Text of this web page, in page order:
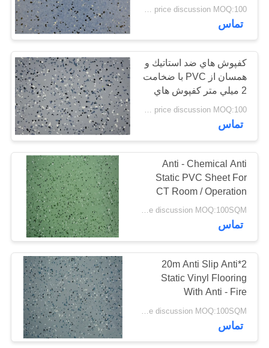
کف وینیل خود
چسبنده
51
کفپوش سیستم وینیل
کلیک
37
کفپوش های وینیلی
15
استفاده می شود
price discussion MOQ:100 متر مربع
تماس
کفپوش هاي ضد استاتيك و
همسان از PVC با ضخامت
2 ميلي متر کفپوش هاي
PVC تجاری
price discussion MOQ:100 متر مربع
تماس
Anti - Chemical Anti
Static PVC Sheet For
CT Room / Operation
Room
price discussion MOQ:100SQM
تماس
2*20m Anti Slip Anti
Static Vinyl Flooring
With Anti - Fire
Performance
price discussion MOQ:100SQM
تماس